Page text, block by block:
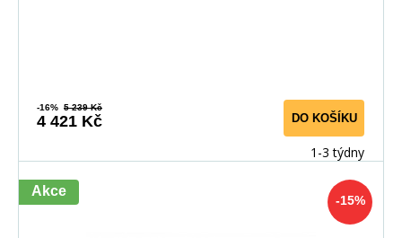
-16% 5 239 Kč
4 421 Kč DO KOŠÍKU
1-3 týdny
-15%
Akce